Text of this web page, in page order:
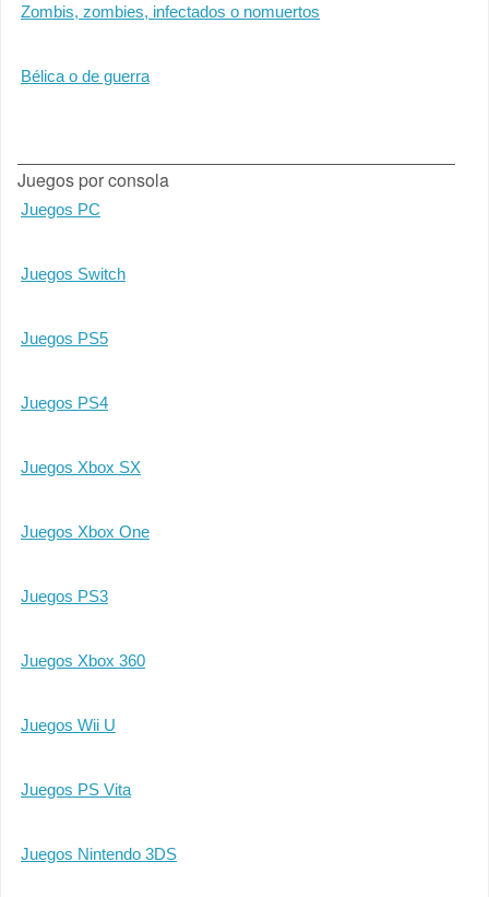
Zombis, zombies, infectados o nomuertos
Bélica o de guerra
Juegos por consola
Juegos PC
Juegos Switch
Juegos PS5
Juegos PS4
Juegos Xbox SX
Juegos Xbox One
Juegos PS3
Juegos Xbox 360
Juegos Wii U
Juegos PS Vita
Juegos Nintendo 3DS